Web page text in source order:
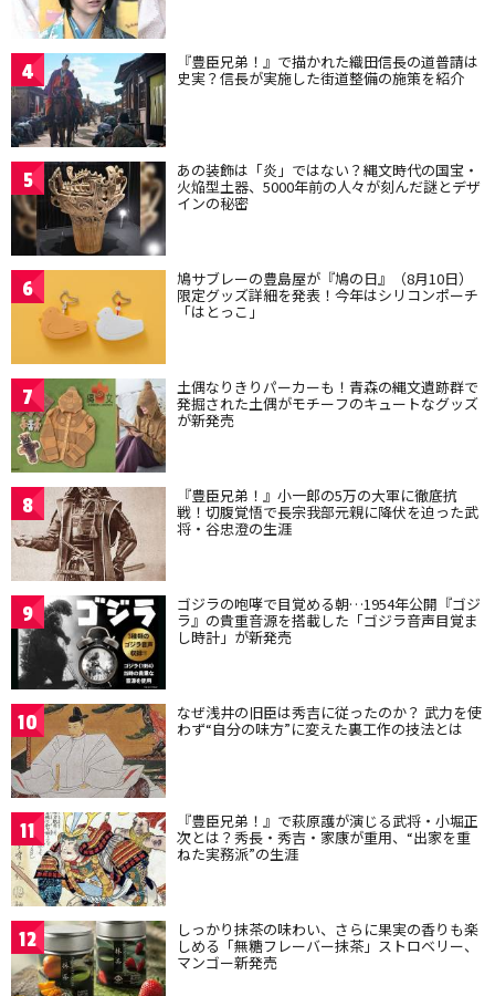
4 『豊臣兄弟！』で描かれた織田信長の道普請は
史実？信長が実施した街道整備の施策を紹介
5 あの装飾は「炎」ではない？縄文時代の国宝・
火焔型土器、5000年前の人々が刻んだ謎とデザ
インの秘密
6 鳩サブレーの豊島屋が『鳩の日』（8月10日）
限定グッズ詳細を発表！今年はシリコンポーチ
「はとっこ」
7 土偶なりきりパーカーも！青森の縄文遺跡群で
発掘された土偶がモチーフのキュートなグッズ
が新発売
8 『豊臣兄弟！』小一郎の5万の大軍に徹底抗
戦！切腹覚悟で長宗我部元親に降伏を迫った武
将・谷忠澄の生涯
9 ゴジラの咆哮で目覚める朝…1954年公開『ゴジ
ラ』の貴重音源を搭載した「ゴジラ音声目覚ま
し時計」が新発売
10 なぜ浅井の旧臣は秀吉に従ったのか？ 武力を使
わず“自分の味方”に変えた裏工作の技法とは
11 『豊臣兄弟！』で萩原護が演じる武将・小堀正
次とは？秀長・秀吉・家康が重用、“出家を重
ねた実務派”の生涯
12 しっかり抹茶の味わい、さらに果実の香りも楽
しめる「無糖フレーバー抹茶」ストロベリー、
マンゴー新発売